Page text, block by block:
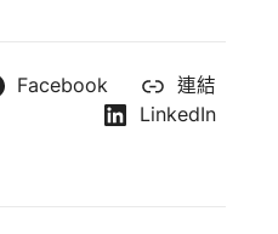
Facebook
連結
LinkedIn